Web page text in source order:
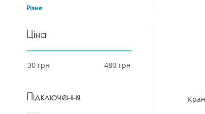
Різне
Ціна
Підключення